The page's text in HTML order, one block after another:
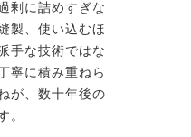
剰に詰めすぎな
製、使い込むほ
手な技術ではな
寧に積み重ねら
が、数十年後の
。